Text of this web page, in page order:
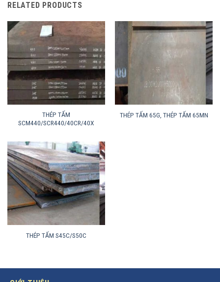
RELATED PRODUCTS
THÉP TẤM
SCM440/SCR440/40CR/40X
THÉP TẤM 65G, THÉP TẤM 65MN
THÉP TẤM S45C/S50C